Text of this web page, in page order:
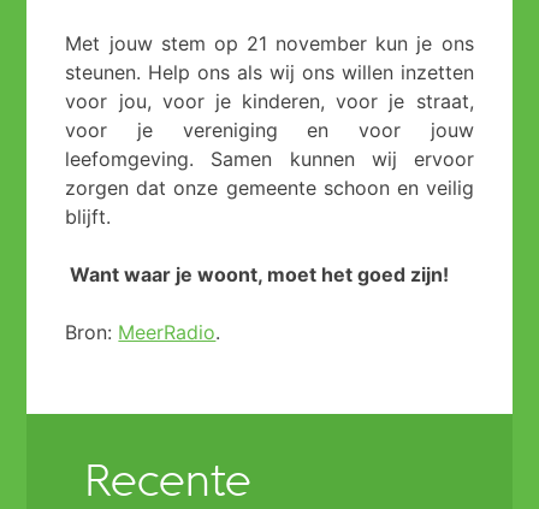
Met jouw stem op 21 november kun je ons
steunen. Help ons als wij ons willen inzetten
voor jou, voor je kinderen, voor je straat,
voor je vereniging en voor jouw
leefomgeving. Samen kunnen wij ervoor
zorgen dat onze gemeente schoon en veilig
blijft.
Want waar je woont, moet het goed zijn!
Bron: MeerRadio.
Recente